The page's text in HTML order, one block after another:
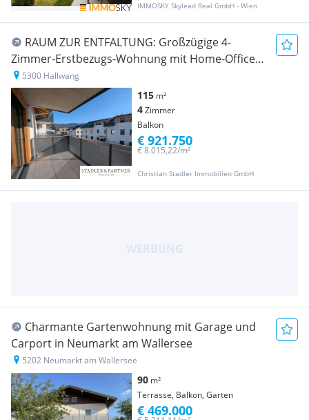
IMMOSKY Skylead Real GmbH - Wien
RAUM ZUR ENTFALTUNG: Großzügige 4-
Zimmer-Erstbezugs-Wohnung mit Home-Office-
Potenzial im Ortszentrum Hallwang!
5300 Hallwang
115 m²
4Zimmer
Balkon
Christian Stadler Immobilien GmbH
€ 8.015,22/m²
€ 921.750
Charmante Gartenwohnung mit Garage und
Carport in Neumarkt am Wallersee
5202 Neumarkt am Wallersee
90 m²
Terrasse, Balkon, Garten
€ 469.000